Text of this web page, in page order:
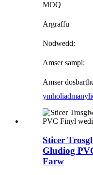
MOQ
Argraffu
Nodwedd:
Amser sampl:
Amser
ymholiad
Sticer
Gludiog
Farw